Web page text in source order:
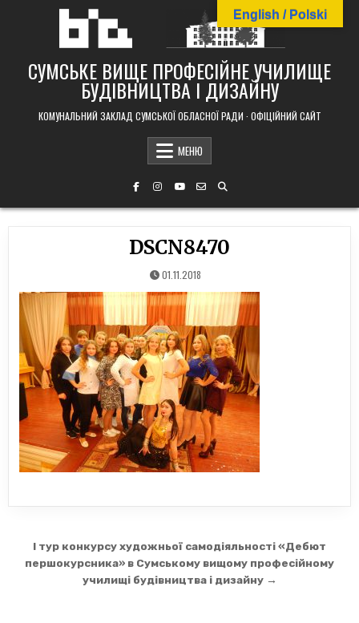
СУМСЬКЕ ВИЩЕ ПРОФЕСІЙНЕ УЧИЛИЩЕ
БУДІВНИЦТВА І ДИЗАЙНУ
КОМУНАЛЬНИЙ ЗАКЛАД СУМСЬКОЇ ОБЛАСНОЇ РАДИ · ОФІЦІЙНИЙ САЙТ
МЕНЮ
DSCN8470
01.11.2018
Навігація
записів
I тур конкурсу художньої самодіяльності «Дебют
першокурсника» в Сумському вищому професійному
училищі будівництва і дизайну →
English / Polski